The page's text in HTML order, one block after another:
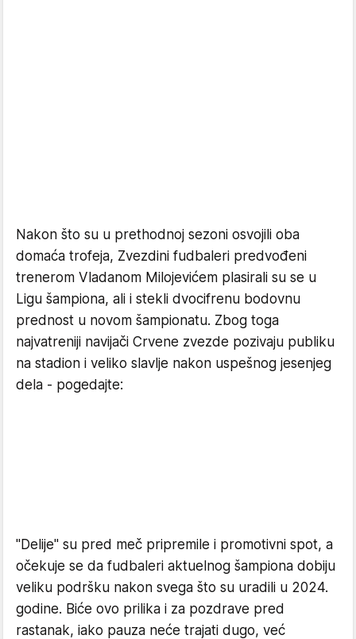
Nakon što su u prethodnoj sezoni osvojili oba
domaća trofeja, Zvezdini fudbaleri predvođeni
trenerom Vladanom Milojevićem plasirali su se u
Ligu šampiona, ali i stekli dvocifrenu bodovnu
prednost u novom šampionatu. Zbog toga
najvatreniji navijači Crvene zvezde pozivaju publiku
na stadion i veliko slavlje nakon uspešnog jesenjeg
dela - pogedajte:
"Delije" su pred meč pripremile i promotivni spot, a
očekuje se da fudbaleri aktuelnog šampiona dobiju
veliku podršku nakon svega što su uradili u 2024.
godine. Biće ovo prilika i za pozdrave pred
rastanak, iako pauza neće trajati dugo, već